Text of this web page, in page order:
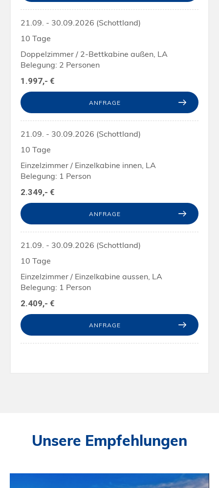
21.09. - 30.09.2026 (Schottland)
10 Tage
Doppelzimmer / 2-Bettkabine außen, LA
Belegung: 2 Personen
1.997,- €
ANFRAGE
21.09. - 30.09.2026 (Schottland)
10 Tage
Einzelzimmer / Einzelkabine innen, LA
Belegung: 1 Person
2.349,- €
ANFRAGE
21.09. - 30.09.2026 (Schottland)
10 Tage
Einzelzimmer / Einzelkabine aussen, LA
Belegung: 1 Person
2.409,- €
ANFRAGE
Unsere Empfehlungen